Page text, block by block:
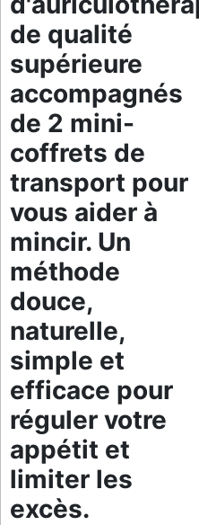
de qualité
supérieure
accompagnés
de 2 mini-
coffrets de
transport pour
vous aider à
mincir. Un
méthode
douce,
naturelle,
simple et
efficace pour
réguler votre
appétit et
limiter les
excès.